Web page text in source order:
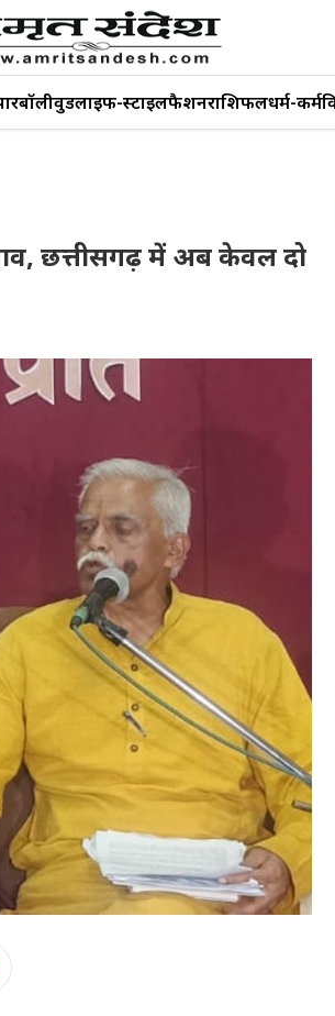
बॉलीवुडलाइफ-स्टाइलफैशनराशिफलधर्म-कर्म
छत्तीसगढ़ में अब केवल दो